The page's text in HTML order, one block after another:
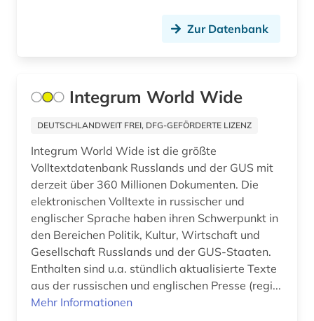
medien (1)
medizin (2)
menschenrechte (1)
migration (1)
militär (1)
mission (1)
Zur Datenbank
Integrum World Wide
DEUTSCHLANDWEIT FREI, DFG-GEFÖRDERTE LIZENZ
Integrum World Wide ist die größte
Volltextdatenbank Russlands und der GUS mit
derzeit über 360 Millionen Dokumenten. Die
elektronischen Volltexte in russischer und
englischer Sprache haben ihren Schwerpunkt in
den Bereichen Politik, Kultur, Wirtschaft und
Gesellschaft Russlands und der GUS-Staaten.
Enthalten sind u.a. stündlich aktualisierte Texte
aus der russischen und englischen Presse (regi...
Mehr Informationen